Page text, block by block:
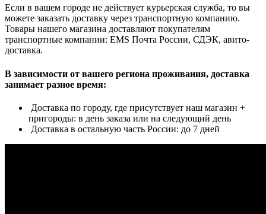
Если в вашем городе не действует курьерская служба, то вы
можете заказать доставку через транспортную компанию.
Товары нашего магазина доставляют покупателям
транспортные компании: EMS Почта России, СДЭК, авито-
доставка.
В зависимости от вашего региона проживания, доставка
занимает разное время:
Доставка по городу, где присутствует наш магазин +
пригороды: в день заказа или на следующий день
Доставка в остальную часть России: до 7 дней